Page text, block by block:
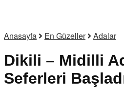
Anasayfa En Güzeller Adalar
Dikili – Midilli
Seferleri